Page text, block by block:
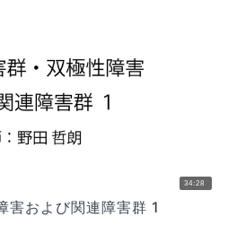
34:28
害および関連障害群 1